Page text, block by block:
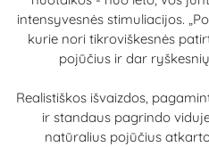
intensyvesnės stimuliacijos.
kurie nori tikroviškesnės
pojūčius ir dar
Realistiškos išvaizdos,
ir standaus pagrindo
natūralius pojūčius